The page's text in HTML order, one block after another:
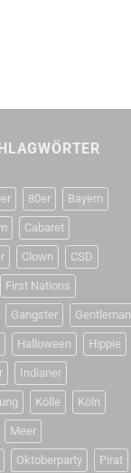
80er Bayern
Cabaret
Clown CSD
First Nations
Gangster Gentleman
Halloween Hippie
Indianer
Kölle Köln
Meer
Oktoberparty Pirat